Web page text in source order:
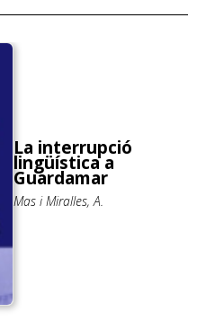
La interrupció
lingüística a
Guardamar
Mas i Miralles, A.